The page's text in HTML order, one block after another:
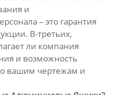
и
– это гарантия
В-третьих,
ли компания
и возможность
вашим чертежам и